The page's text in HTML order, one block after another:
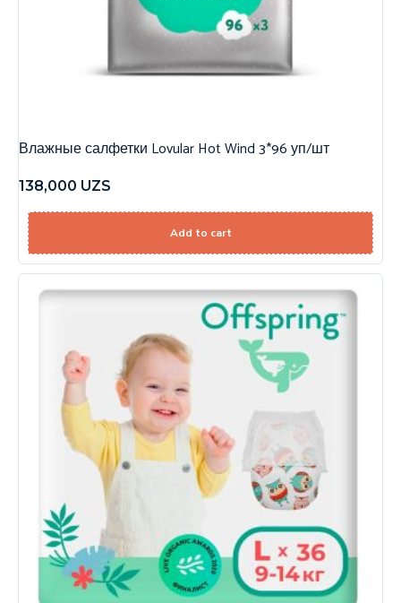
Влажные салфетки Lovular Hot Wind 3*96 уп/шт
138,000 UZS
Add to cart